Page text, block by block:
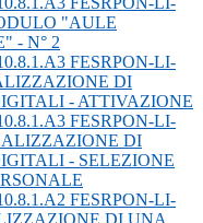
"AULE
- N° 2
FESRPON-LI-
DI
- ATTIVAZIONE
FESRPON-LI-
DI
- SELEZIONE
FESRPON-LI-